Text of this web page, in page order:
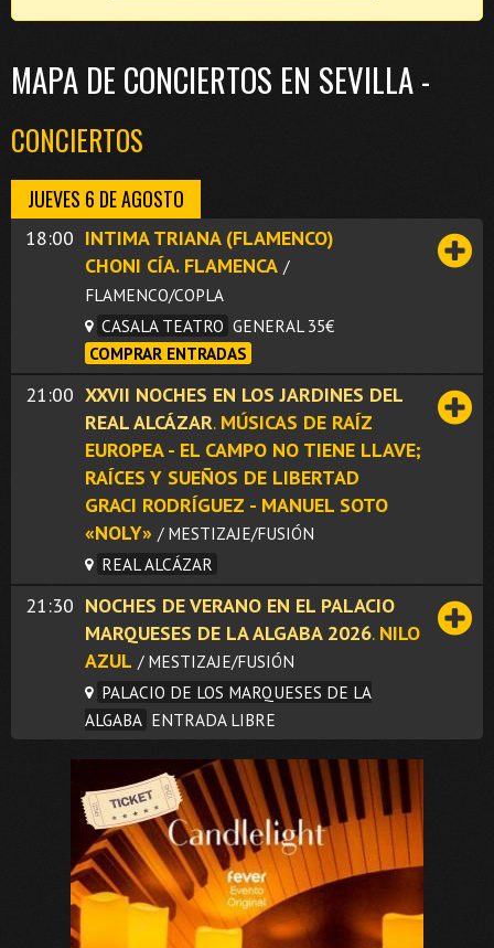
MAPA DE CONCIERTOS EN SEVILLA -
CONCIERTOS
JUEVES 6 DE AGOSTO
18:00 INTIMA TRIANA (FLAMENCO)
CHONI CÍA. FLAMENCA /
FLAMENCO/COPLA
CASALA TEATRO GENERAL 35€
COMPRAR ENTRADAS
21:00 XXVII NOCHES EN LOS JARDINES DEL
REAL ALCÁZAR. MÚSICAS DE RAÍZ
EUROPEA - EL CAMPO NO TIENE LLAVE;
RAÍCES Y SUEÑOS DE LIBERTAD
GRACI RODRÍGUEZ - MANUEL SOTO
«NOLY» / MESTIZAJE/FUSIÓN
REAL ALCÁZAR
21:30 NOCHES DE VERANO EN EL PALACIO
MARQUESES DE LA ALGABA 2026. NILO
AZUL / MESTIZAJE/FUSIÓN
PALACIO DE LOS MARQUESES DE LA
ALGABA ENTRADA LIBRE